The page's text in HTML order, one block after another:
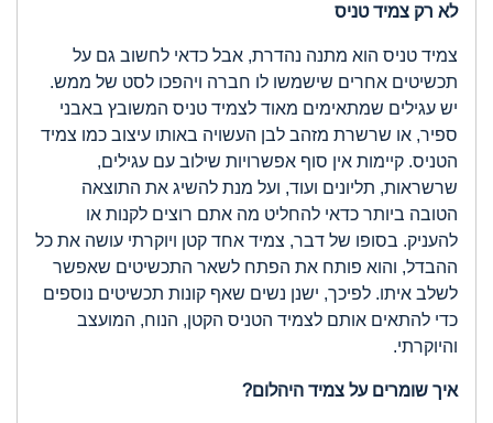
לא רק צמיד טניס
צמיד טניס הוא מתנה נהדרת, אבל כדאי לחשוב גם על
תכשיטים אחרים שישמשו לו חברה ויהפכו לסט של ממש.
יש עגילים שמתאימים מאוד לצמיד טניס המשובץ באבני
ספיר, או שרשרת מזהב לבן העשויה באותו עיצוב כמו צמיד
הטניס. קיימות אין סוף אפשרויות שילוב עם עגילים,
שרשראות, תליונים ועוד, ועל מנת להשיג את התוצאה
הטובה ביותר כדאי להחליט מה אתם רוצים לקנות או
להעניק. בסופו של דבר, צמיד אחד קטן ויוקרתי עושה את כל
ההבדל, והוא פותח את הפתח לשאר התכשיטים שאפשר
לשלב איתו. לפיכך, ישנן נשים שאף קונות תכשיטים נוספים
כדי להתאים אותם לצמיד הטניס הקטן, הנוח, המועצב
והיוקרתי.
איך שומרים על צמיד היהלום?